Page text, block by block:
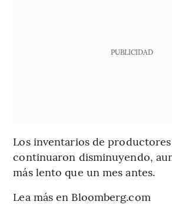
PUBLICIDAD
Los inventarios de
continuaron disminuyendo,
más lento que un mes antes.
Lea más en Bloomberg.com